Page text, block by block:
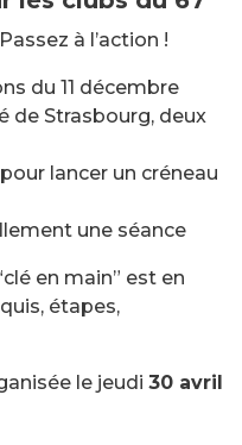
à l’action !
du 11 décembre
de Strasbourg, deux
lancer un créneau
une séance
en main” est en
étapes,
le jeudi 30 avril